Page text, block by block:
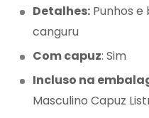
Detalhes: Punhos
canguru
Com capuz: Sim
Incluso na
Masculino Capuz